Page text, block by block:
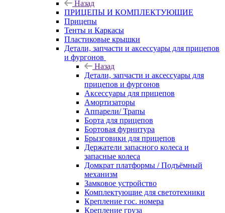
Назад
ПРИЦЕПЫ И КОМПЛЕКТУЮЩИЕ
Прицепы
Тенты и Каркасы
Пластиковые крышки
Детали, запчасти и аксессуары для прицепов
и фургонов
Назад
Детали, запчасти и аксессуары для
прицепов и фургонов
Аксессуары для прицепов
Амортизаторы
Аппарели/ Трапы
Борта для прицепов
Бортовая фурнитура
Брызговики для прицепов
Держатели запасного колеса и
запасные колеса
Домкрат платформы / Подъёмный
механизм
Замковое устройство
Комплектующие для светотехники
Крепление гос. номера
Крепление груза